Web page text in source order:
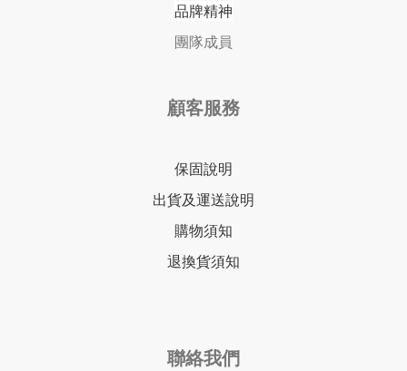
品牌精神
團隊成員
顧客服務
保固說明
出貨及運送說明
購物須知
退換貨須知
聯絡我們